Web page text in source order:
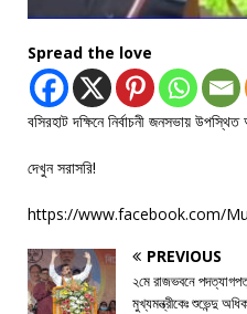
Spread the love
বসিরহাট দক্ষিনে নির্বাচনী জনসভায়
দেখুন সরাসরি!
https://www.facebook.com/
PREVIOUS
২মে রাজভবনে
মুখ্যমন্ত্রীকেঃ শুভেন্দু